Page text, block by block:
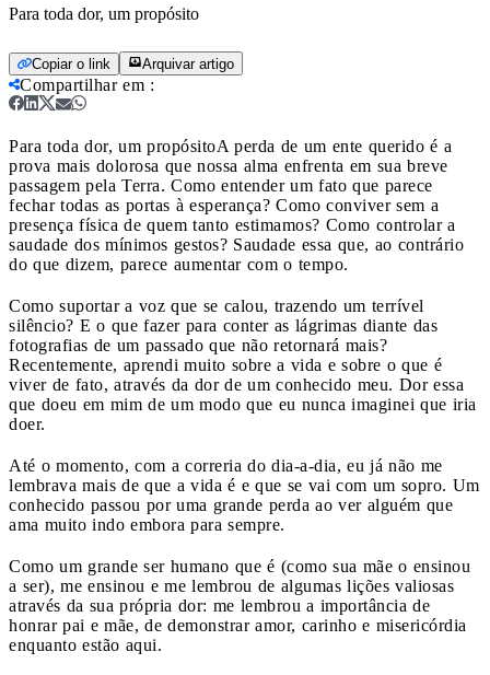
Para toda dor, um propósito
Copiar o link Arquivar artigo
Compartilhar em :
Para toda dor, um propósitoA perda de um ente querido é a
prova mais dolorosa que nossa alma enfrenta em sua breve
passagem pela Terra. Como entender um fato que parece
fechar todas as portas à esperança? Como conviver sem a
presença física de quem tanto estimamos? Como controlar a
saudade dos mínimos gestos? Saudade essa que, ao contrário
do que dizem, parece aumentar com o tempo.
Como suportar a voz que se calou, trazendo um terrível
silêncio? E o que fazer para conter as lágrimas diante das
fotografias de um passado que não retornará mais?
Recentemente, aprendi muito sobre a vida e sobre o que é
viver de fato, através da dor de um conhecido meu. Dor essa
que doeu em mim de um modo que eu nunca imaginei que iria
doer.
Até o momento, com a correria do dia-a-dia, eu já não me
lembrava mais de que a vida é e que se vai com um sopro. Um
conhecido passou por uma grande perda ao ver alguém que
ama muito indo embora para sempre.
Como um grande ser humano que é (como sua mãe o ensinou
a ser), me ensinou e me lembrou de algumas lições valiosas
através da sua própria dor: me lembrou a importância de
honrar pai e mãe, de demonstrar amor, carinho e misericórdia
enquanto estão aqui.